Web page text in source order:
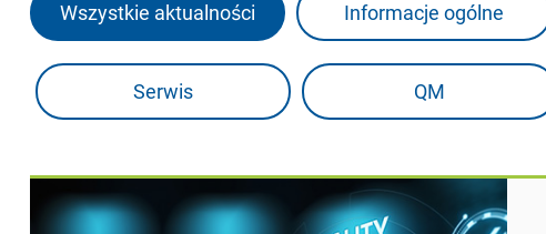
Wszystkie aktualności Informacje ogólne
Serwis QM